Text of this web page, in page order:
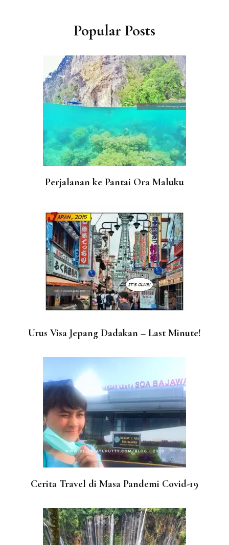
Popular Posts
Perjalanan ke Pantai Ora Maluku
Urus Visa Jepang Dadakan – Last Minute!
Cerita Travel di Masa Pandemi Covid-19